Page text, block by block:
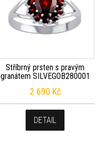
Stříbrný prsten s pravým
granátem SILVEGOB280001
2 690 Kč
DETAIL